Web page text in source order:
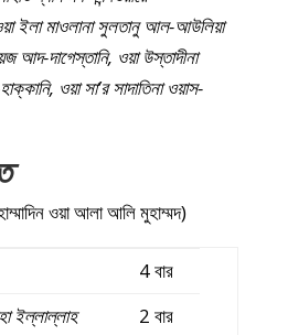
ইলা মাওলানা সুলতানু আল-আউলিয়া
দাগেস্তানি, ওয়া উস্তাদীনা
ওয়া সা’র সাদাতিনা ওয়াস-
ওয়া আলা আলি মুহাম্মদ)
4 বার
ইল্লাল্লাহ
2 বার